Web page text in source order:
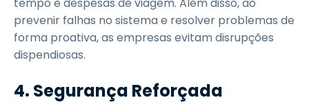
prevenir falhas no sistema e resolver problemas de
forma proativa, as empresas evitam disrupções
dispendiosas.
4. Segurança Reforçada